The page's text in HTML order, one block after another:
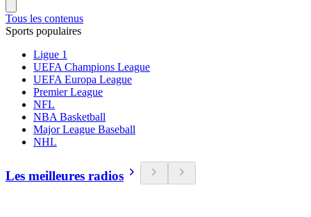
Tous les contenus
Sports populaires
Ligue 1
UEFA Champions League
UEFA Europa League
Premier League
NFL
NBA Basketball
Major League Baseball
NHL
Les meilleures radios